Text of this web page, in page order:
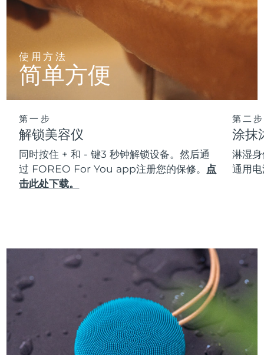
使用方法
简单方便
第一步
解锁美容仪
同时按住 + 和 - 键3 秒钟解锁设备。然后通
过 FOREO For You app注册您的保修。 点
击此处下载。
第二步
涂抹
淋湿
通用